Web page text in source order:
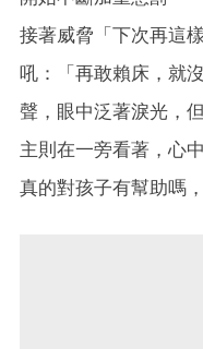
接著威脅「下次再這
吼：「再敢賴床，就
聲，眼中泛著淚光，
主則在一旁看著，心
真的對孩子有幫助嗎